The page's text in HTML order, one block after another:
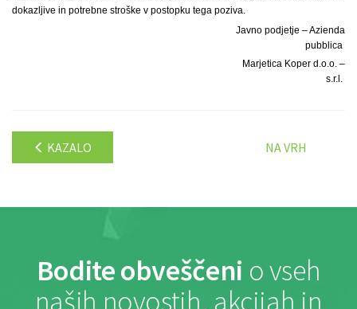
dokazljive in potrebne stroške v postopku tega poziva.
Javno podjetje – Azienda
pubblica
Marjetica Koper d.o.o. –
s.r.l.
KAZALO NA VRH
Bodite obveščeni o vseh
naših novostih, akcijah in